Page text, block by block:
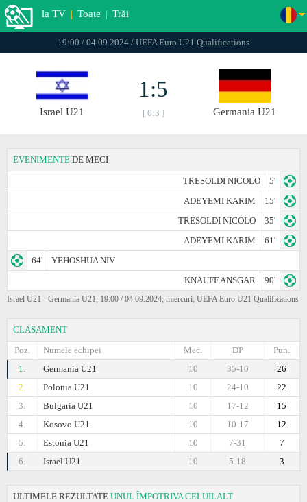
la TV | Toate | Trăi
19:00 / 04.09.2024 / UEFA Euro U21 Qualifications
Israel U21
1:5
[ 0:3 ] Germania U21
EVENIMENTE DE MECI
TRESOLDI NICOLO
5'
ADEYEMI KARIM
15'
TRESOLDI NICOLO
35'
ADEYEMI KARIM
61'
64'
YEHOSHUA NIV
KNAUFF ANSGAR
90'
Israel U21 - Germania U21, 19:00 / 04.09.2024, miercuri, UEFA Euro U21 Qualifications
CLASAMENT
Poz.
Numele echipei Pun.
DP
Mec.
1.
Germania U21 26
35-10
10
2.
Polonia U21 22
24-10
10
3.
Bulgaria U21 15
17-12
10
4.
Kosovo U21 12
10-17
10
5.
Estonia U21 7
7-31
10
6.
Israel U21 3
5-18
10
ULTIMELE REZULTATE UNUL ÎMPOTRIVA CELUILALT